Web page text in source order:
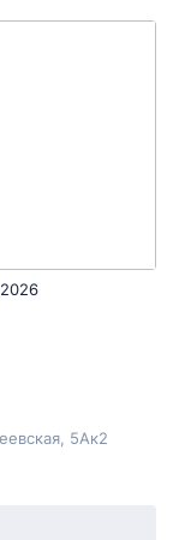
, 5Ак2